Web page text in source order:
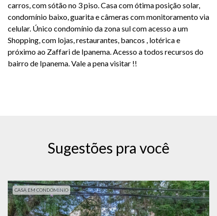
carros, com sótão no 3 piso. Casa com ótima posição solar,
condomínio baixo, guarita e câmeras com monitoramento via
celular. Único condomínio da zona sul com acesso a um
Shopping, com lojas, restaurantes, bancos , lotérica e
próximo ao Zaffari de Ipanema. Acesso a todos recursos do
bairro de Ipanema. Vale a pena visitar !!
Sugestões pra você
CASA EM CONDOMINIO